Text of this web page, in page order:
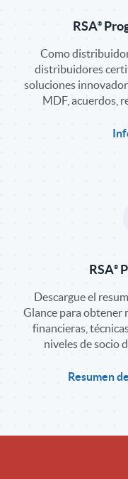
RSA
Como
distribuidores
soluciones
MDF, acuerdos,
RSA
Descargue el
Glance para obtener
financieras,
niveles de socio
Resumen